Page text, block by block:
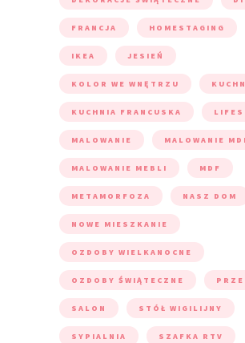
FRANCJA HOMESTAGING
IKEA JESIEŃ
KOLOR WE WNĘTRZU
KUCHNIA FRANCUSKA
MALOWANIE MALOWANIE
MALOWANIE MEBLI MDF
METAMORFOZA NASZ DOM
NOWE MIESZKANIE
OZDOBY WIELKANOCNE
OZDOBY ŚWIĄTECZNE
SALON STÓŁ WIGILIJNY
SYPIALNIA SZAFKA RTV